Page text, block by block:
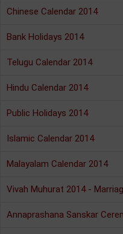
Chinese Calendar 2014
Bank Holidays 2014
Telugu Calendar 2014
Hindu Calendar 2014
Public Holidays 2014
Islamic Calendar 2014
Malayalam Calendar 2014
Vivah Muhurat 2014 -
Annaprashana Sanskar